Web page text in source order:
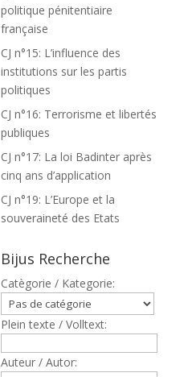
politique pénitentiaire
française
CJ n°15: L’influence des
institutions sur les partis
politiques
CJ n°16: Terrorisme et libertés
publiques
CJ n°17: La loi Badinter après
cinq ans d’application
CJ n°19: L’Europe et la
souveraineté des Etats
Bijus Recherche
Catègorie / Kategorie:
Plein texte / Volltext:
Auteur / Autor: